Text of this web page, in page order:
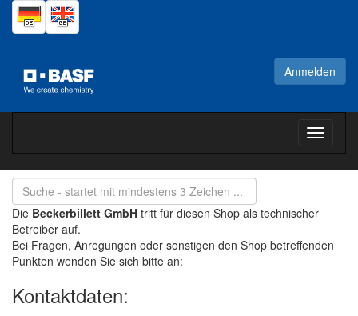
Anmelden
Toggle
Die Beckerbillett GmbH tritt für diesen Shop als technischer
Betreiber auf.
Bei Fragen, Anregungen oder sonstigen den Shop betreffenden
Punkten wenden Sie sich bitte an:
Kontaktdaten: